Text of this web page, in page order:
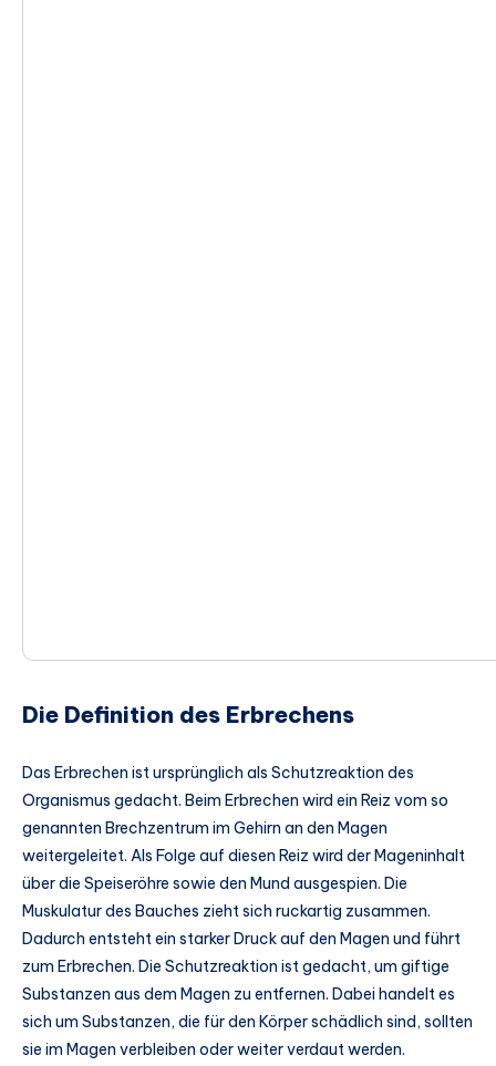
Die Definition des Erbrechens
Das Erbrechen ist ursprünglich als Schutzreaktion des
Organismus gedacht. Beim Erbrechen wird ein Reiz vom so
genannten Brechzentrum im Gehirn an den Magen
weitergeleitet. Als Folge auf diesen Reiz wird der Mageninhalt
über die Speiseröhre sowie den Mund ausgespien. Die
Muskulatur des Bauches zieht sich ruckartig zusammen.
Dadurch entsteht ein starker Druck auf den Magen und führt
zum Erbrechen. Die Schutzreaktion ist gedacht, um giftige
Substanzen aus dem Magen zu entfernen. Dabei handelt es
sich um Substanzen, die für den Körper schädlich sind, sollten
sie im Magen verbleiben oder weiter verdaut werden.